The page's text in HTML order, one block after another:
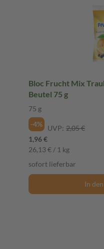
Bloc Frucht Mix
Beutel 75 g
75 g
-4%
UVP: 2,05 €
1,96 €
26,13 € / 1 kg
sofort lieferbar
In